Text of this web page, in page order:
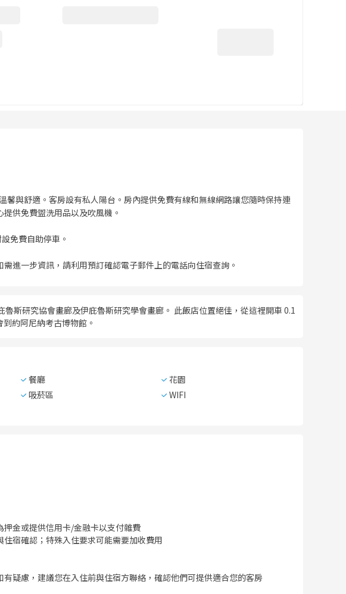
與舒適。客房設有私人陽台。房內提供免費有線和無線網路讓您隨時保持連
供免費盥洗用品以及吹風機。
免費自助停車。
進一步資訊，請利用預訂確認電子郵件上的電話向住宿查詢。
斯研究協會畫廊及伊庇魯斯研究學會畫廊。 此飯店位置絕佳，從這裡開車 0.1
約阿尼納考古博物館。
餐廳
花園
吸菸區
WIFI
金或提供信用卡/金融卡以支付雜費
宿確認；特殊入住要求可能需要加收費用
疑慮，建議您在入住前與住宿方聯絡，確認他們可提供適合您的客房